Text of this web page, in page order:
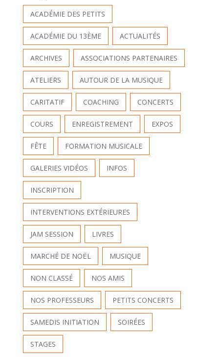
ACADÉMIE DES PETITS
ACADÉMIE DU 13ÈME ACTUALITÉS
ARCHIVES ASSOCIATIONS PARTENAIRES
ATELIERS AUTOUR DE LA MUSIQUE
CARITATIF COACHING CONCERTS
COURS ENREGISTREMENT EXPOS
FÊTE FORMATION MUSICALE
GALERIES VIDÉOS INFOS
INSCRIPTION
INTERVENTIONS EXTÉRIEURES
JAM SESSION LIVRES
MARCHÉ DE NOËL MUSIQUE
NON CLASSÉ NOS AMIS
NOS PROFESSEURS PETITS CONCERTS
SAMEDIS INITIATION SOIRÉES
STAGES